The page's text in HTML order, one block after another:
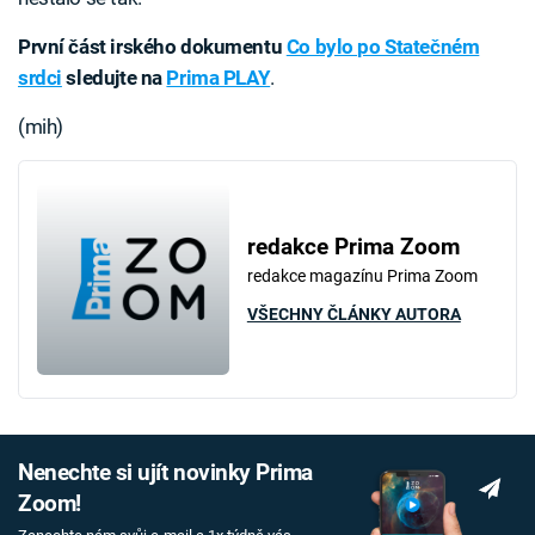
První část irského dokumentu Co bylo po Statečném
srdci sledujte na Prima PLAY.
(mih)
redakce Prima Zoom
redakce magazínu Prima Zoom
VŠECHNY ČLÁNKY AUTORA
Nenechte si ujít novinky Prima
Zoom!